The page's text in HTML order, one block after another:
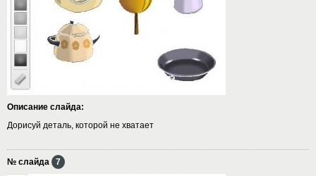
Описание слайда:
Дорисуй деталь, которой не хватает
№ слайда 7